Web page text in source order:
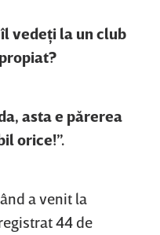
vedeţi la un club
asta e părerea
orice!”.
a venit la
44 de